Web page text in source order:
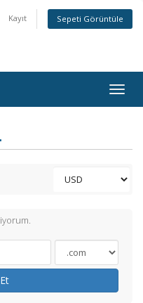
Kayıt Sepeti Görüntüle